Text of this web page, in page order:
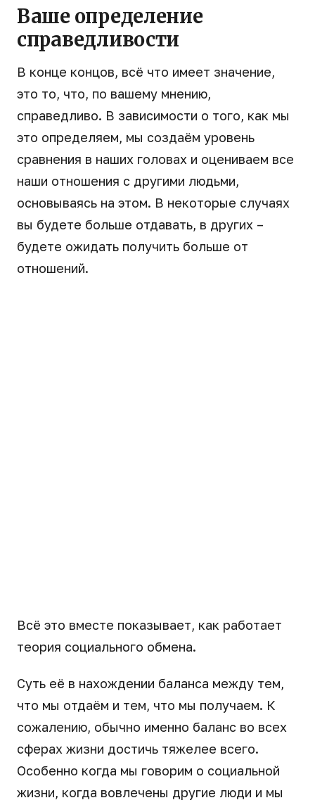
Ваше определение
справедливости
В конце концов, всё что имеет значение,
это то, что, по вашему мнению,
справедливо. В зависимости о того, как мы
это определяем, мы создаём уровень
сравнения в наших головах и оцениваем все
наши отношения с другими людьми,
основываясь на этом. В некоторые случаях
вы будете больше отдавать, в других –
будете ожидать получить больше от
отношений.
Всё это вместе показывает, как работает
теория социального обмена.
Суть её в нахождении баланса между тем,
что мы отдаём и тем, что мы получаем. К
сожалению, обычно именно баланс во всех
сферах жизни достичь тяжелее всего.
Особенно когда мы говорим о социальной
жизни, когда вовлечены другие люди и мы